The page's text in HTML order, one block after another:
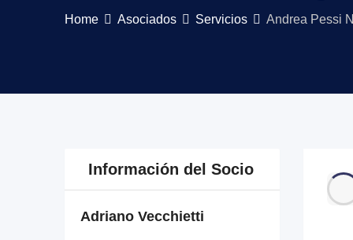
Home Asociados Servicios Andrea Pessi
Información del Socio
Adriano Vecchietti